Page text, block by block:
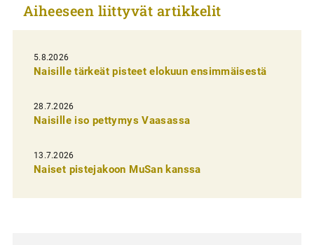
k
e
l
i
e
n
e
Aiheeseen liittyvät artikkelit
5.8.2026
Naisille tärkeät pisteet elokuun ensimmäisestä
28.7.2026
Naisille iso pettymys Vaasassa
13.7.2026
Naiset pistejakoon MuSan kanssa